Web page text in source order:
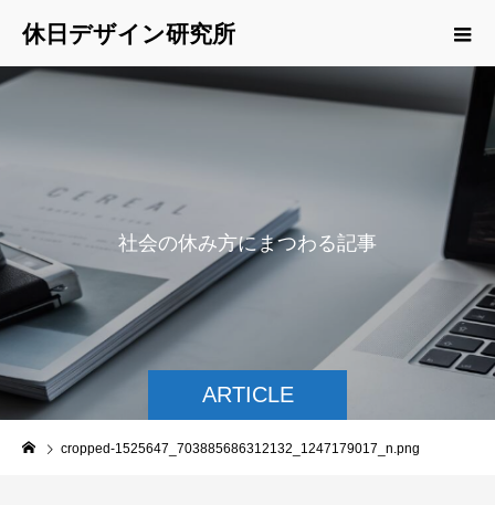
休日デザイン研究所
ARTICLE
の休み方にまつわる記事をご
cropped-1525647_703885686312132_1247179017_n.png